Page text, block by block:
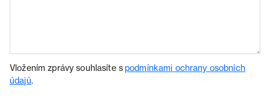
Vložením zprávy souhlasíte spodmínkami ochrany osobních
údajů.